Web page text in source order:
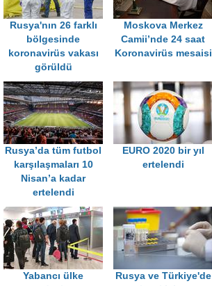
Rusya'nın 26 farklı
bölgesinde
koronavirüs vakası
görüldü
Moskova Merkez
Camii’nde 24 saat
Koronavirüs mesaisi
Rusya’da tüm futbol
karşılaşmaları 10
Nisan’a kadar
ertelendi
EURO 2020 bir yıl
ertelendi
Yabancı ülke
Rusya ve Türkiye'de